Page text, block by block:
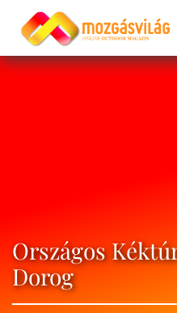
Országos
Dorog